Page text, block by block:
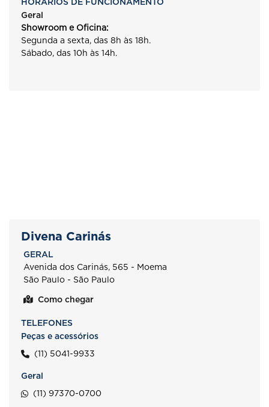
Geral
Showroom e Oficina:
Segunda a sexta, das 8h às 18h.
Sábado, das 10h às 14h.
Divena Carinás
GERAL
Avenida dos Carinás, 565 - Moema
São Paulo - São Paulo
Como chegar
TELEFONES
Peças e acessórios
(11) 5041-9933
Geral
(11) 97370-0700